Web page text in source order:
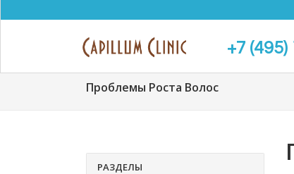
+7
Проблемы Роста Волос
РАЗДЕЛЫ